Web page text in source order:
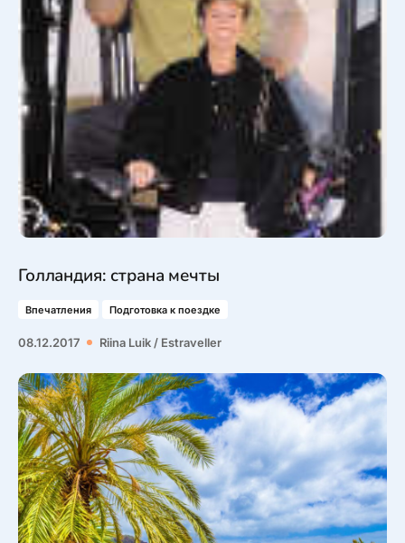
Голландия: страна мечты
Впечатления Подготовка к поездке
08.12.2017 Riina Luik / Estraveller